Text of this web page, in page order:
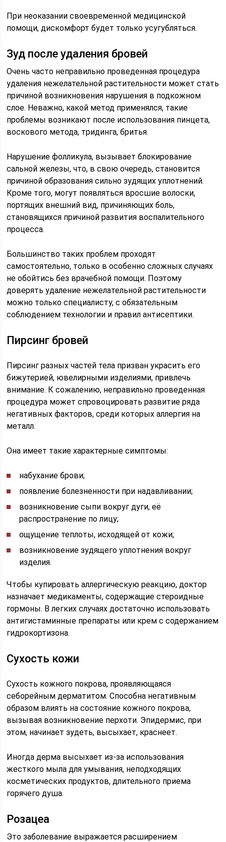
При неоказании своевременной медицинской
помощи, дискомфорт будет только усугубляться.
Зуд после удаления бровей
Очень часто неправильно проведенная процедура
удаления нежелательной растительности может стать
причиной возникновения нарушения в подкожном
слое. Неважно, какой метод применялся, такие
проблемы возникают после использования пинцета,
воскового метода, тридинга, бритья.
Нарушение фолликула, вызывает блокирование
сальной железы, что, в свою очередь, становится
причиной образования сильно зудящих уплотнений.
Кроме того, могут появляться вросшие волоски,
портящих внешний вид, причиняющих боль,
становящихся причиной развития воспалительного
процесса.
Большинство таких проблем проходят
самостоятельно, только в особенно сложных случаях
не обойтись без врачебной помощи. Поэтому
доверять удаление нежелательной растительности
можно только специалисту, с обязательным
соблюдением технологии и правил антисептики.
Пирсинг бровей
Пирсинг разных частей тела призван украсить его
бижутерией, ювелирными изделиями, привлечь
внимание. К сожалению, неправильно проведенная
процедура может спровоцировать развитие ряда
негативных факторов, среди которых аллергия на
металл.
Она имеет такие характерные симптомы:
набухание брови;
появление болезненности при надавливании;
возникновение сыпи вокруг дуги, её
распространение по лицу;
ощущение теплоты, исходящей от кожи;
возникновение зудящего уплотнения вокруг
изделия.
Чтобы купировать аллергическую реакцию, доктор
назначает медикаменты, содержащие стероидные
гормоны. В легких случаях достаточно использовать
антигистаминные препараты или крем с содержанием
гидрокортизона.
Сухость кожи
Сухость кожного покрова, проявляющаяся
себорейным дерматитом. Способна негативным
образом влиять на состояние кожного покрова,
вызывая возникновение перхоти. Эпидермис, при
этом, начинает зудеть, высыхает, краснеет.
Иногда дерма высыхает из-за использования
жесткого мыла для умывания, неподходящих
косметических продуктов, длительного приема
горячего душа.
Розацеа
Это заболевание выражается расширением